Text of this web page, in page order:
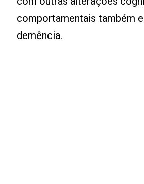
comportamentais também
demência.